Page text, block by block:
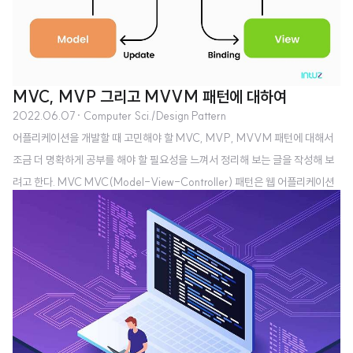
MVC, MVP 그리고 MVVM 패턴에 대하여
2022.06.07 · Computer Sci./Design Pattern
어플리케이션을 개발할 때 고민해야 할 MVC, MVP, MVVM 패턴에 대해서
조금 더 명확하게 공부를 해야 할 필요성을 느껴서 정리해 보는 글을 작성해 보
려고 한다. MVC MVC(Model-View-Controller) 패턴은 웹 어플리케이션
에서 가장 많이 쓰이는 디자인 패턴 중 하나이다. MVC 패턴은 개발자들이 어플
리케이션을 관심사에 따라 레이어 분리를 하도록 지향한다. 이는 어플리케이션
을 확장하고, 테스트하고 유지하는데 필요한 노력의 크기를 줄여준다. 사용자가
컨트롤러를 통해 모델을 변화시키면 뷰가 업데이트 된다. 비즈니스 로직의 경우
모델에 있어야 하지만, 컨트롤러에 있을 수도 있고 뷰에 있을 수도 있다. Model
: 모델은 비즈니스 로직을 나타내고 클래스의 집합으로 특징된다. 이 부분은 데..